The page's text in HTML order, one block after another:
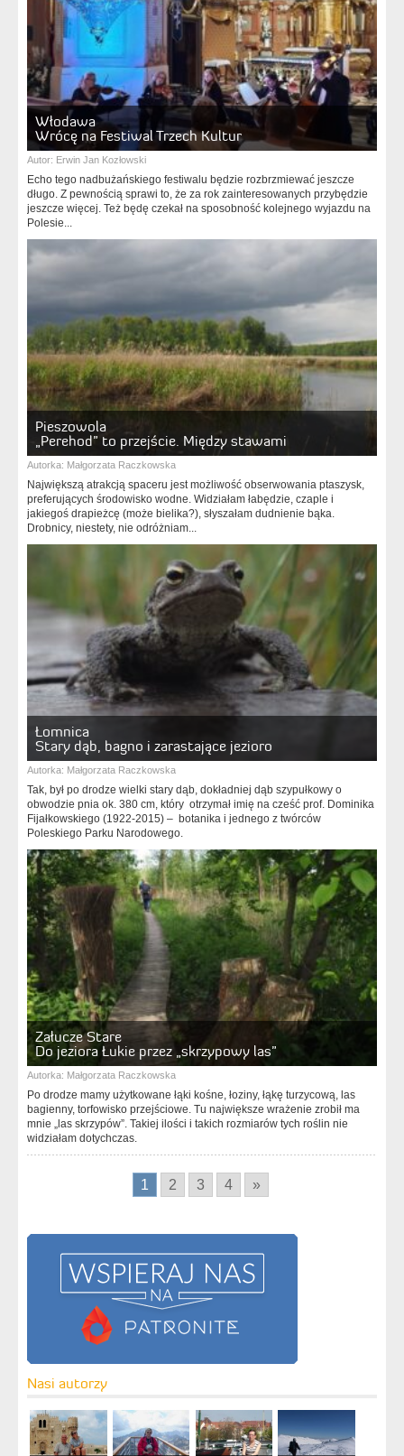
Włodawa
Wrócę na Festiwal Trzech Kultur
Autor: Erwin Jan Kozłowski
Echo tego nadbużańskiego festiwalu będzie rozbrzmiewać jeszcze
długo. Z pewnością sprawi to, że za rok zainteresowanych przybędzie
jeszcze więcej. Też będę czekał na sposobność kolejnego wyjazdu na
Polesie...
Pieszowola
„Perehod” to przejście. Między stawami
Autorka: Małgorzata Raczkowska
Największą atrakcją spaceru jest możliwość obserwowania ptaszysk,
preferujących środowisko wodne. Widziałam łabędzie, czaple i
jakiegoś drapieżcę (może bielika?), słyszałam dudnienie bąka.
Drobnicy, niestety, nie odróżniam...
Łomnica
Stary dąb, bagno i zarastające jezioro
Autorka: Małgorzata Raczkowska
Tak, był po drodze wielki stary dąb, dokładniej dąb szypułkowy o
obwodzie pnia ok. 380 cm, który otrzymał imię na cześć prof. Dominika
Fijałkowskiego (1922-2015) – botanika i jednego z twórców
Poleskiego Parku Narodowego.
Załucze Stare
Do jeziora Łukie przez „skrzypowy las”
Autorka: Małgorzata Raczkowska
Po drodze mamy użytkowane łąki kośne, łoziny, łąkę turzycową, las
bagienny, torfowisko przejściowe. Tu największe wrażenie zrobił ma
mnie „las skrzypów”. Takiej ilości i takich rozmiarów tych roślin nie
widziałam dotychczas.
1 2 3 4 »
Nasi autorzy